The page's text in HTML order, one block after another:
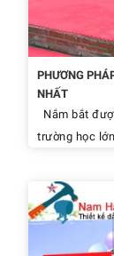
PHƯƠNG
NHẤT
Nắm bắt
trường học